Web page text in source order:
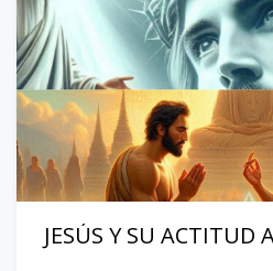
JESÚS Y SU ACTITUD